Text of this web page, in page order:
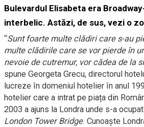
Bulevardul Elisabeta era
interbelic. Astăzi, de sus, vezi o
“Sunt foarte multe clădiri care s-au
multe clădirile care se vor pierde în
nevoie de cutremur, vor cădea de la
spune Georgeta Grecu, directorul
lucreze în domeniul hotelier în anul
hotelier care a intrat pe piața din
2003 a ajuns la Londra unde s-a
London Tower Bridge. Cunoaște